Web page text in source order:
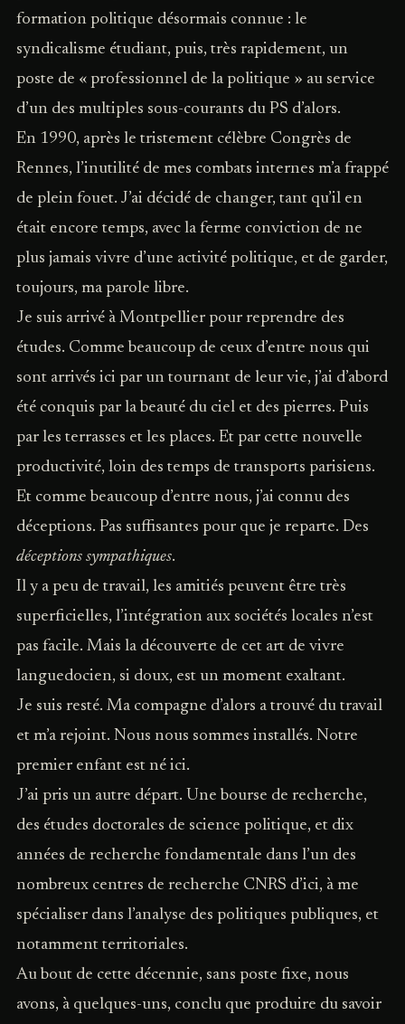
formation politique désormais connue : le
syndicalisme étudiant, puis, très rapidement, un
poste de « professionnel de la politique » au service
d’un des multiples sous-courants du PS d’alors.
En 1990, après le tristement célèbre Congrès de
Rennes, l’inutilité de mes combats internes m’a frappé
de plein fouet. J’ai décidé de changer, tant qu’il en
était encore temps, avec la ferme conviction de ne
plus jamais vivre d’une activité politique, et de garder,
toujours, ma parole libre.
Je suis arrivé à Montpellier pour reprendre des
études. Comme beaucoup de ceux d’entre nous qui
sont arrivés ici par un tournant de leur vie, j’ai d’abord
été conquis par la beauté du ciel et des pierres. Puis
par les terrasses et les places. Et par cette nouvelle
productivité, loin des temps de transports parisiens.
Et comme beaucoup d’entre nous, j’ai connu des
déceptions. Pas suffisantes pour que je reparte. Des
déceptions sympathiques.
Il y a peu de travail, les amitiés peuvent être très
superficielles, l’intégration aux sociétés locales n’est
pas facile. Mais la découverte de cet art de vivre
languedocien, si doux, est un moment exaltant.
Je suis resté. Ma compagne d’alors a trouvé du travail
et m’a rejoint. Nous nous sommes installés. Notre
premier enfant est né ici.
J’ai pris un autre départ. Une bourse de recherche,
des études doctorales de science politique, et dix
années de recherche fondamentale dans l’un des
nombreux centres de recherche CNRS d’ici, à me
spécialiser dans l’analyse des politiques publiques, et
notamment territoriales.
Au bout de cette décennie, sans poste fixe, nous
avons, à quelques-uns, conclu que produire du savoir